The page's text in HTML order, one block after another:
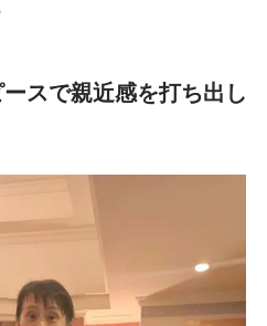
スで親近感を打ち出し